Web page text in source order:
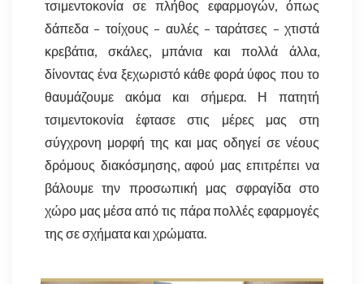
τσιμεντοκονία σε πλήθος εφαρμογών, όπως
δάπεδα – τοίχους – αυλές – ταράτσες – χτιστά
κρεβάτια, σκάλες, μπάνια και πολλά άλλα,
δίνοντας ένα ξεχωριστό κάθε φορά ύφος που το
θαυμάζουμε ακόμα και σήμερα. Η πατητή
τσιμεντοκονία έφτασε στις μέρες μας στη
σύγχρονη μορφή της και μας οδηγεί σε νέους
δρόμους διακόσμησης, αφού μας επιτρέπει να
βάλουμε την προσωπική μας σφραγίδα στο
χώρο μας μέσα από τις πάρα πολλές εφαρμογές
της σε σχήματα και χρώματα.